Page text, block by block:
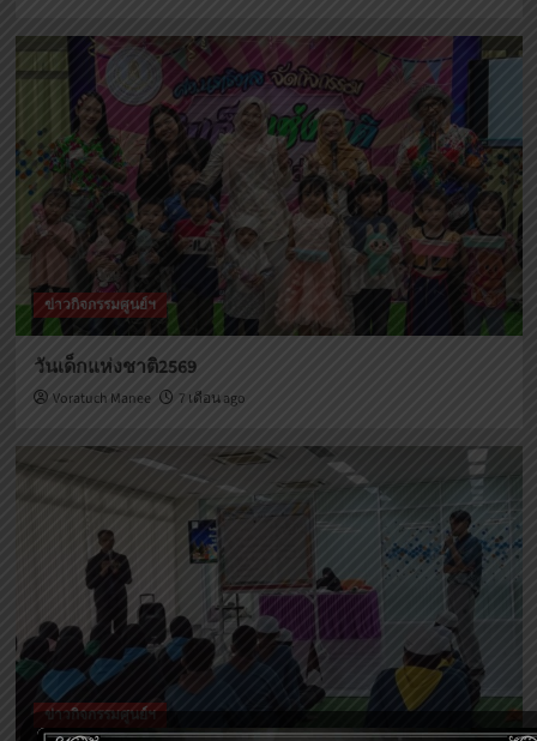
ข่าวกิจกรรมศูนย์ฯ
วันเด็กแห่งชาติ2569
Voratuch Manee 7 เดือน ago
ข่าวกิจกรรมศูนย์ฯ